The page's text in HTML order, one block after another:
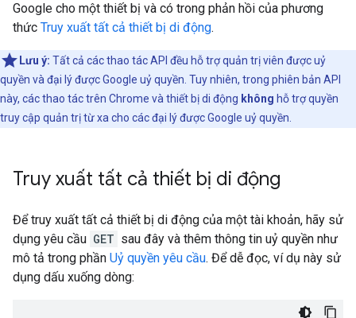
Google cho một thiết bị và có trong phản hồi của phương
thức Truy xuất tất cả thiết bị di động.
Lưu ý: Tất cả các thao tác API đều hỗ trợ quản trị viên được uỷ
quyền và đại lý được Google uỷ quyền. Tuy nhiên, trong phiên bản API
này, các thao tác trên Chrome và thiết bị di động không hỗ trợ quyền
truy cập quản trị từ xa cho các đại lý được Google uỷ quyền.
Truy xuất tất cả thiết bị di động
Để truy xuất tất cả thiết bị di động của một tài khoản, hãy sử
dụng yêu cầu GET sau đây và thêm thông tin uỷ quyền như
mô tả trong phần Uỷ quyền yêu cầu. Để dễ đọc, ví dụ này sử
dụng dấu xuống dòng: